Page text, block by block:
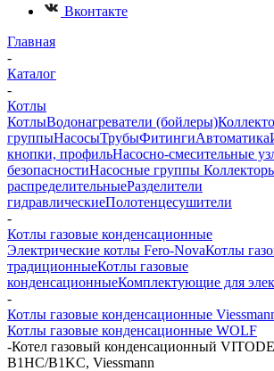
Вконтакте
Главная
-
Каталог
-
Котлы
КотлыВодонагреватели (бойлеры)
группыНасосыТрубыФитингиАвтоматика
кнопки, профильНасосно-смесительные
безопасностиНасосные группы
распределительныеРазделители
гидравлическиеПолотенцесушители
-
Котлы газовые конденсационные
Электрические котлы Fero-NovaКотлы
традиционныеКотлы газовые
конденсационныеКомплектующие для
-
Котлы газовые конденсационные
Котлы газовые конденсационные WOLF
-Котел газовый конденсационный
B1HC/B1KC, Viessmann